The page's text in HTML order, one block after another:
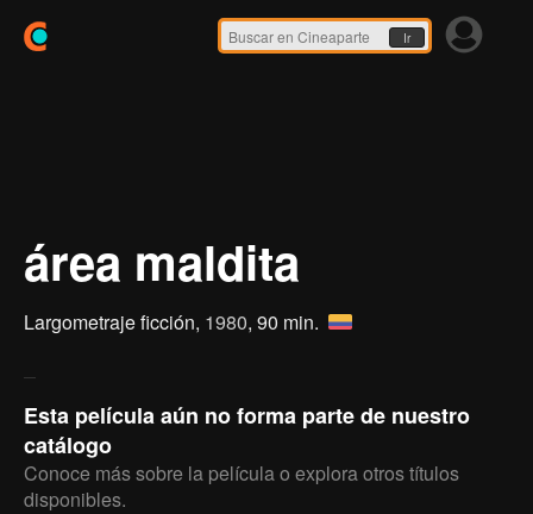
Ir
área maldita
Largometraje ficción, 1980, 90 min.
Esta película aún no forma parte de nuestro
catálogo
Conoce más sobre la película o explora otros títulos
disponibles.